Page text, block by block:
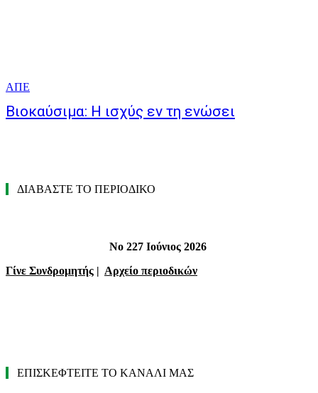
ΑΠΕ
Βιοκαύσιμα: Η ισχύς εν τη ενώσει
ΔΙΑΒΑΣΤΕ ΤΟ ΠΕΡΙΟΔΙΚΟ
Νο 227 Ιούνιος 2026
Γίνε Συνδρομητής | Αρχείο περιοδικών
ΕΠΙΣΚΕΦΤΕΙΤΕ ΤΟ ΚΑΝΑΛΙ ΜΑΣ